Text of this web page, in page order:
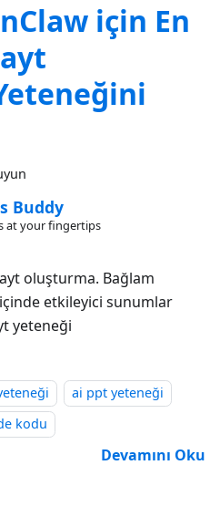
için En
Buddy
at your fingertips
oluşturma. Bağlam
etkileyici sunumlar
yeteneği
ai ppt yeteneği
kodu
Devamını Oku